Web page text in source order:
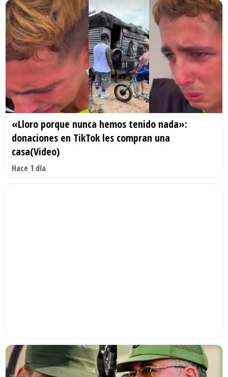
«Lloro porque nunca hemos tenido nada»:
donaciones en TikTok les compran una
casa(Video)
Hace 1 día